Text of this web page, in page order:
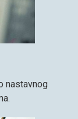
nastavnog